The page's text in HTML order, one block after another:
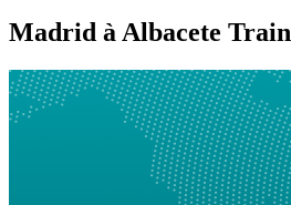
Madrid à Albacete Train